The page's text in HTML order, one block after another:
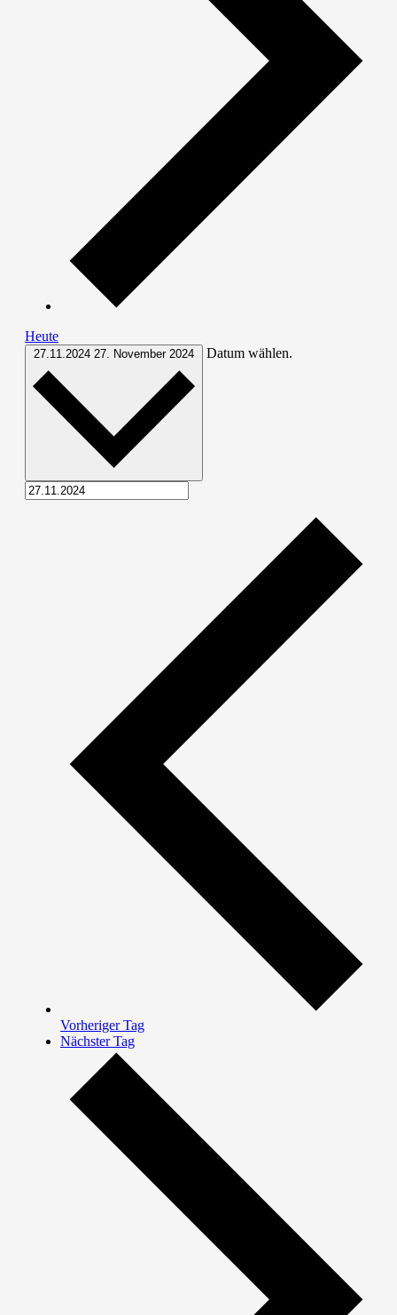
Heute
27.11.2024 27. November 2024 Datum wählen.
Vorheriger Tag
Nächster Tag